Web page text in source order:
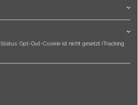
Status: Opt-Out-Cookie ist nicht gesetzt (Tracking